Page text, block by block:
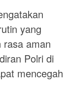
yang
rasa aman
Polri di
mencegah